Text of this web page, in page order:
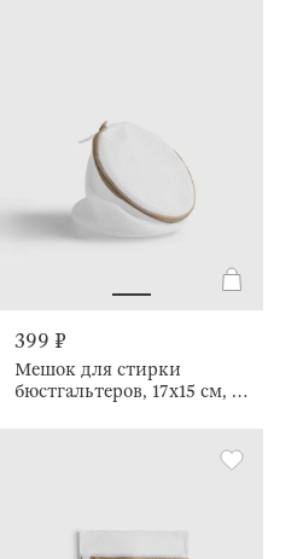
399 ₽
Мешок для стирки
бюстгальтеров, 17х15 см, с